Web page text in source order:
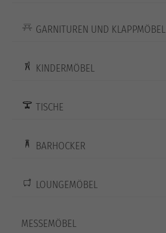
GARNITUREN UND KLAPPMÖBEL
KINDERMÖBEL
TISCHE
BARHOCKER
LOUNGEMÖBEL
MESSEMÖBEL